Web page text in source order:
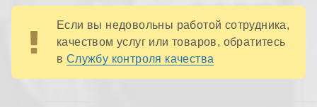
Если вы недовольны работой сотрудника,
качеством услуг или товаров, обратитесь
в Службу контроля качества